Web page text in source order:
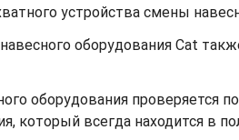
устройства смены
оборудования Cat
оборудования проверяется
который всегда находится в